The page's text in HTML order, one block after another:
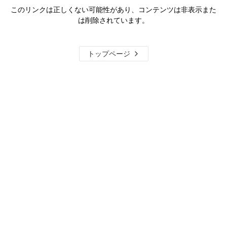
このリンクは正しくない可能性があり、コンテンツは非表示また
は削除されています。
トップページ